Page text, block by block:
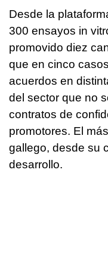
Desde la
300 ensayos in
promovido diez
que en cinco
acuerdos en
del sector que no
contratos de
promotores. El
gallego, desde su
desarrollo.